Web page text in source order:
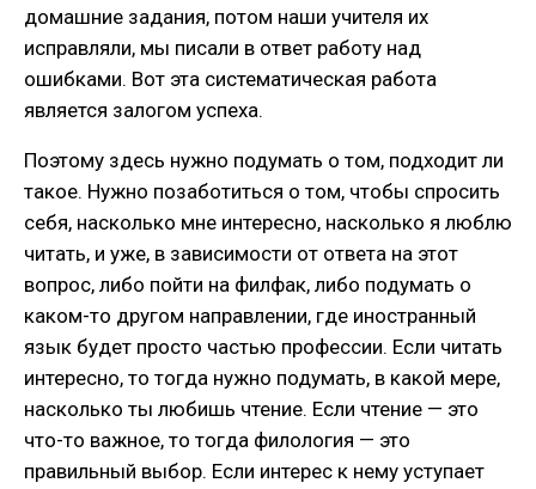
домашние задания, потом наши учителя их
исправляли, мы писали в ответ работу над
ошибками. Вот эта систематическая работа
является залогом успеха.
Поэтому здесь нужно подумать о том, подходит ли
такое. Нужно позаботиться о том, чтобы спросить
себя, насколько мне интересно, насколько я люблю
читать, и уже, в зависимости от ответа на этот
вопрос, либо пойти на филфак, либо подумать о
каком-то другом направлении, где иностранный
язык будет просто частью профессии. Если читать
интересно, то тогда нужно подумать, в какой мере,
насколько ты любишь чтение. Если чтение — это
что-то важное, то тогда филология — это
правильный выбор. Если интерес к нему уступает